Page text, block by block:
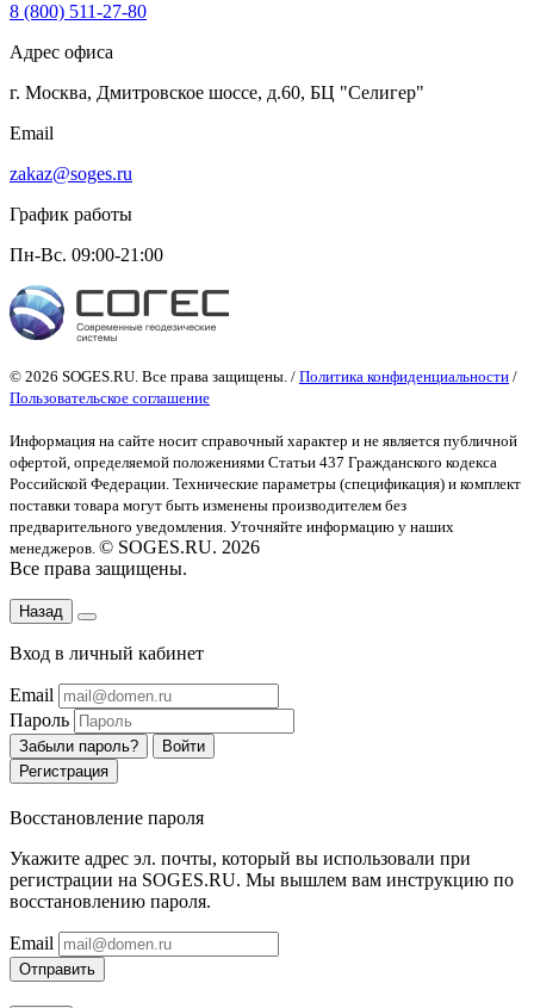
8 (800) 511-27-80
Адрес офиса
г. Москва, Дмитровское шоссе, д.60, БЦ "Селигер"
Email
zakaz@soges.ru
График работы
Пн-Вс. 09:00-21:00
© 2026 SOGES.RU. Все права защищены. / Политика конфиденциальности /
Пользовательское соглашение
Информация на сайте носит справочный характер и не является публичной
офертой, определяемой положениями Статьи 437 Гражданского кодекса
Российской Федерации. Технические параметры (спецификация) и комплект
поставки товара могут быть изменены производителем без
предварительного уведомления. Уточняйте информацию у наших
менеджеров. © SOGES.RU. 2026
Все права защищены.
Назад
Вход в личный кабинет
Email
Пароль
Забыли пароль?
Войти
Регистрация
Восстановление пароля
Укажите адрес эл. почты, который вы использовали при
регистрации на SOGES.RU. Мы вышлем вам инструкцию по
восстановлению пароля.
Email
Отправить